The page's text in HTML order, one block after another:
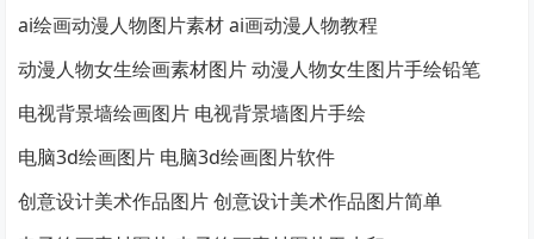
ai绘画动漫人物图片素材 ai画动漫人物教程
动漫人物女生绘画素材图片 动漫人物女生图片手绘铅笔
电视背景墙绘画图片 电视背景墙图片手绘
电脑3d绘画图片 电脑3d绘画图片软件
创意设计美术作品图片 创意设计美术作品图片简单